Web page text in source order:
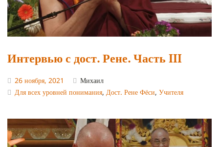
Интервью с дост. Рене. Часть III
26 ноября, 2021
Михаил
Для всех уровней понимания, Дост. Рене Фёси, Учителя